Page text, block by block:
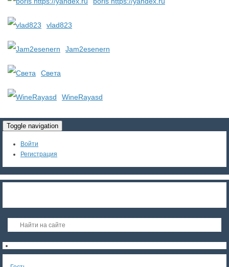
vlad823
Jam2esenern
Света
WineRayasd
Toggle navigation
Войти
Регистрация